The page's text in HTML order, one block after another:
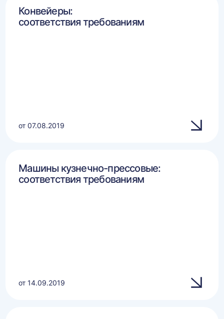
Конвейеры:
соответствия требованиям
от 07.08.2019
Машины кузнечно-прессовые:
соответствия требованиям
от 14.09.2019